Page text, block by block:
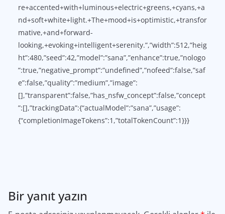
re+accented+with+luminous+electric+greens,+cyans,+a
nd+soft+white+light.+The+mood+is+optimistic,+transfor
mative,+and+forward-
looking,+evoking+intelligent+serenity.”,”width”:512,”heig
ht”:480,”seed”:42,”model”:”sana”,”enhance”:true,”nologo
”:true,”negative_prompt”:”undefined”,”nofeed”:false,”saf
e”:false,”quality”:”medium”,”image”:
[],”transparent”:false,”has_nsfw_concept”:false,”concept
”:[],”trackingData”:{“actualModel”:”sana”,”usage”:
{“completionImageTokens”:1,”totalTokenCount”:1}}}
Bir yanıt yazın